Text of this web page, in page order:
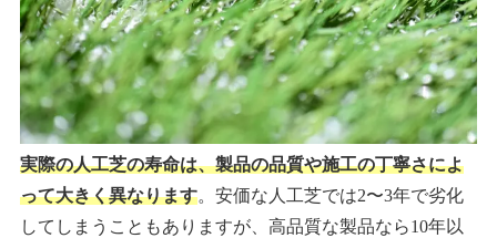
実際の人工芝の寿命は、製品の品質や施工の丁寧さによ
って大きく異なります。安価な人工芝では2〜3年で劣化
してしまうこともありますが、高品質な製品なら10年以